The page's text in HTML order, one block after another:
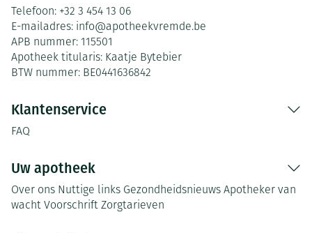
Telefoon: +32 3 454 13 06
E-mailadres: info@apotheekvremde.be
APB nummer: 115501
Apotheek titularis: Kaatje Bytebier
BTW nummer: BE0441636842
Klantenservice
FAQ
Uw apotheek
Over ons Nuttige links Gezondheidsnieuws Apotheker van
wacht Voorschrift Zorgtarieven